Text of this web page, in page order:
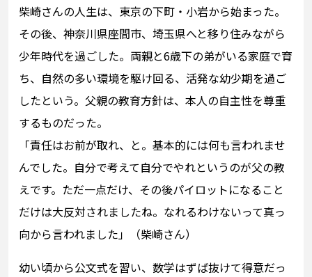
柴崎さんの人生は、東京の下町・小岩から始まった。
その後、神奈川県座間市、埼玉県へと移り住みながら
少年時代を過ごした。両親と6歳下の弟がいる家庭で育
ち、自然の多い環境を駆け回る、活発な幼少期を過ご
したという。父親の教育方針は、本人の自主性を尊重
するものだった。
「責任はお前が取れ、と。基本的には何も言われませ
んでした。自分で考えて自分でやれというのが父の教
えです。ただ一点だけ、その後パイロットになること
だけは大反対されましたね。なれるわけないって真っ
向から言われました」（柴崎さん）
幼い頃から公文式を習い、数学はずば抜けて得意だっ